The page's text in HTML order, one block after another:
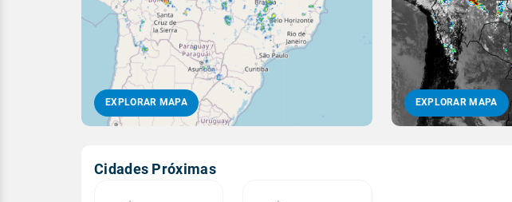
EXPLORAR MAPA EXPLORAR MAPA
Cidades Próximas